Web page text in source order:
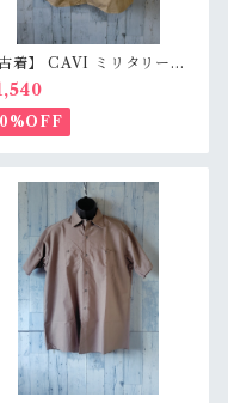
古着】 CAVI ミリタリー風
シャツ XL（身幅63cm）
ジュ 金ボタン 80s ロック
ポレット オーバーサイズ Ra